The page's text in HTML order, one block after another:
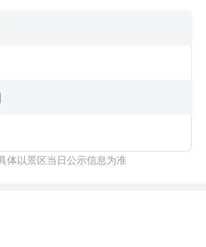
体以景区当日公示信息为准